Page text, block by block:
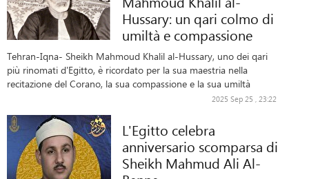
Hussary: un qari colmo di
umiltà e compassione
Tehran-Iqna- Sheikh Mahmoud Khalil al-Hussary, uno dei qari
più rinomati d'Egitto, è ricordato per la sua maestria nella
recitazione del Corano, la sua compassione e la sua umiltà
2025 Sep 25 , 23:22
L'Egitto celebra
anniversario scomparsa di
Sheikh Mahmud Ali Al-